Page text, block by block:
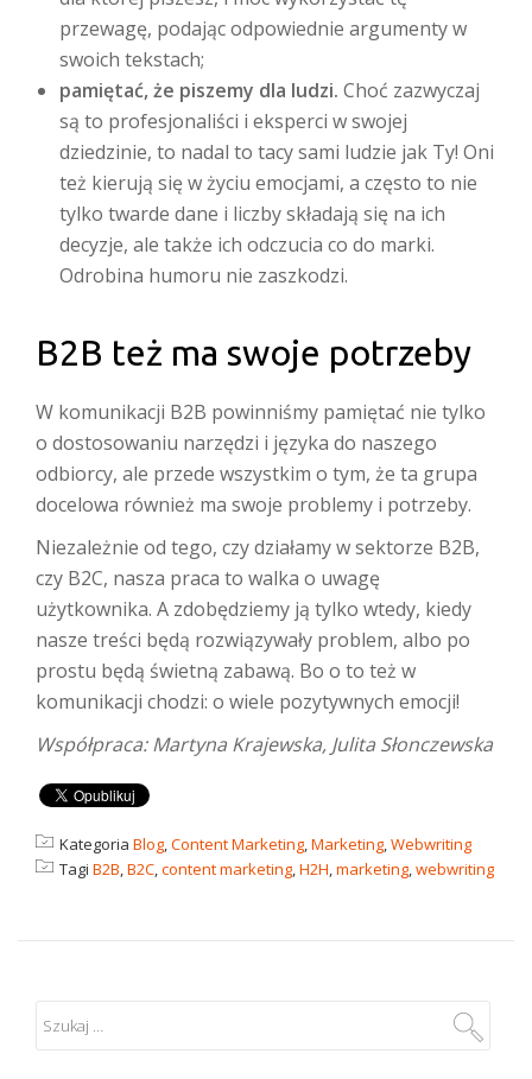
przewagę, podając odpowiednie argumenty w
swoich tekstach;
pamiętać, że piszemy dla ludzi. Choć zazwyczaj
są to profesjonaliści i eksperci w swojej
dziedzinie, to nadal to tacy sami ludzie jak Ty! Oni
też kierują się w życiu emocjami, a często to nie
tylko twarde dane i liczby składają się na ich
decyzje, ale także ich odczucia co do marki.
Odrobina humoru nie zaszkodzi.
B2B też ma swoje potrzeby
W komunikacji B2B powinniśmy pamiętać nie tylko
o dostosowaniu narzędzi i języka do naszego
odbiorcy, ale przede wszystkim o tym, że ta grupa
docelowa również ma swoje problemy i potrzeby.
Niezależnie od tego, czy działamy w sektorze B2B,
czy B2C, nasza praca to walka o uwagę
użytkownika. A zdobędziemy ją tylko wtedy, kiedy
nasze treści będą rozwiązywały problem, albo po
prostu będą świetną zabawą. Bo o to też w
komunikacji chodzi: o wiele pozytywnych emocji!
Współpraca: Martyna Krajewska, Julita Słonczewska
Kategoria Blog,Content Marketing,Marketing,Webwriting
Tagi B2B,B2C,content marketing,H2H,marketing,webwriting